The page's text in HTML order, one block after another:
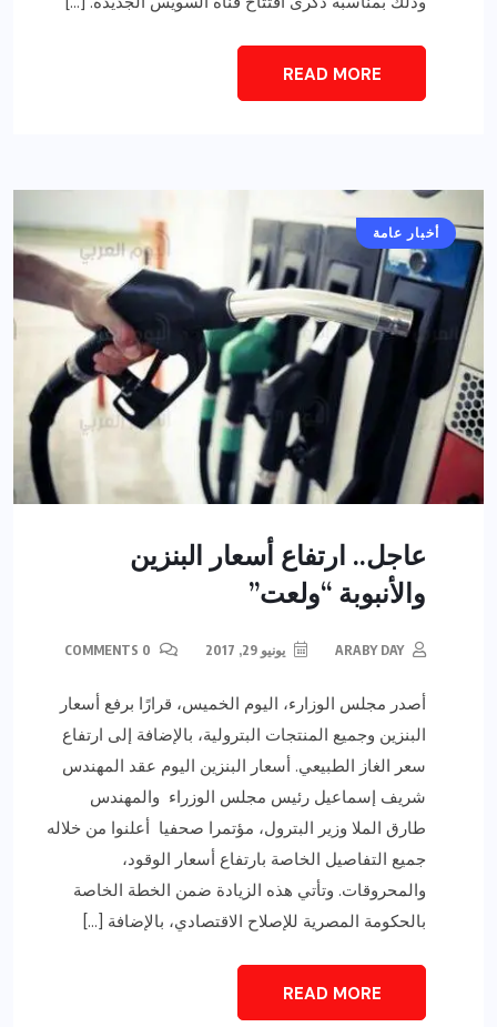
READ MORE
أخبار عامة
عاجل.. ارتفاع أسعار البنزين
والأنبوبة “ولعت”
ARABY DAY يونيو 29, 2017
أصدر مجلس الوزارء، اليوم الخميس، قرارًا برفع أسعار
البنزين وجميع المنتجات البترولية، بالإضافة إلى ارتفاع
سعر الغاز الطبيعي. أسعار البنزين اليوم عقد المهندس
شريف إسماعيل رئيس مجلس الوزراء والمهندس
طارق الملا وزير البترول، مؤتمرا صحفيا أعلنوا من خلاله
جميع التفاصيل الخاصة بارتفاع أسعار الوقود،
والمحروقات. وتأتي هذه الزيادة ضمن الخطة الخاصة
بالحكومة المصرية للإصلاح الاقتصادي، بالإضافة […]
READ MORE